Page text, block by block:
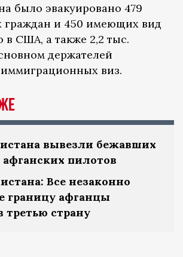
было эвакуировано 479
граждан и 450 имеющих вид
в США, а также 2,2 тыс.
держателей
виз.
вывезли бежавших
афганских пилотов
Все незаконно
границу афганцы
третью страну